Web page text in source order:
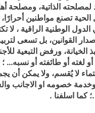
لمصلحته الذاتية، ومصلحة
الحية تصنع مواطنين
الوطنية الراقية ، لا
القوانين، بل تسعى
ورفض التبعية
لغته أو طائفته أو نسبه…
لا يُقسم، ولا يمكن أن
خصومه او الاجانب
كما اسلفنا .